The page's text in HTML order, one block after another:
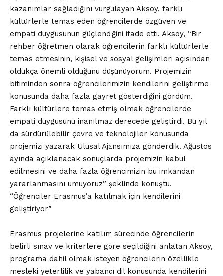
kazanımlar sağladığını vurgulayan Aksoy, farklı
kültürlerle temas eden öğrencilerde özgüven ve
empati duygusunun güçlendiğini ifade etti. Aksoy, “Bir
rehber öğretmen olarak öğrencilerin farklı kültürlerle
temas etmesinin, kişisel ve sosyal gelişimleri açısından
oldukça önemli olduğunu düşünüyorum. Projemizin
bitiminden sonra öğrencilerimizin kendilerini geliştirme
konusunda daha fazla gayret gösterdiğini gördüm.
Farklı kültürlere temas etmiş olmak öğrencilerde
empati duygusunu inanılmaz derecede geliştirdi. Bu yıl
da sürdürülebilir çevre ve teknolojiler konusunda
projemizi yazarak Ulusal Ajansımıza gönderdik. Ağustos
ayında açıklanacak sonuçlarda projemizin kabul
edilmesini ve daha fazla öğrencimizin bu imkandan
yararlanmasını umuyoruz” şeklinde konuştu.
“Öğrenciler Erasmus’a katılmak için kendilerini
geliştiriyor”
Erasmus projelerine katılım sürecinde öğrencilerin
belirli sınav ve kriterlere göre seçildiğini anlatan Aksoy,
programa dahil olmak isteyen öğrencilerin özellikle
mesleki yeterlilik ve yabancı dil konusunda kendilerini